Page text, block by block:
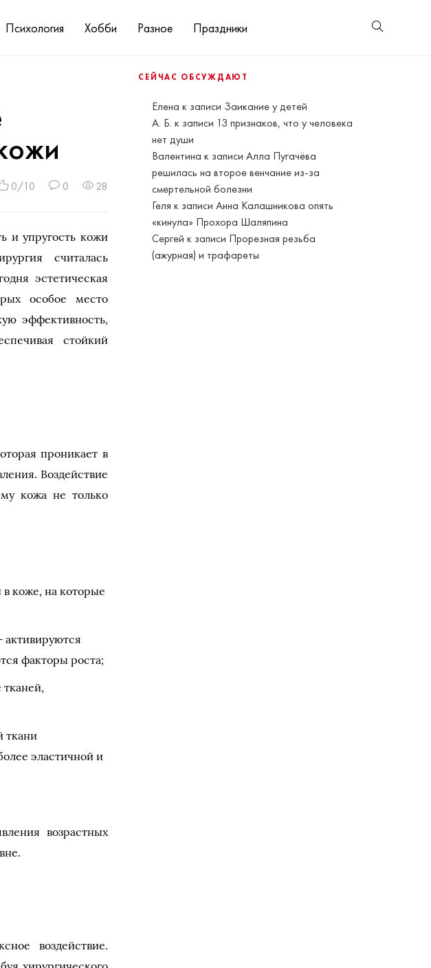
Психология Хобби Разное Праздники
СЕЙЧАС ОБСУЖДАЮТ
Елена к записи Заикание у детей
А. Б. к записи 13 признаков, что у человека
нет души
Валентина к записиАлла Пугачёва
решилась на второе венчание из-за
смертельной болезни
Геля к записиАнна Калашникова опять
«кинула» Прохора Шаляпина
Сергей к записи Прорезная резьба
(ажурная) и трафареты
0/10 0 28
и упругость кожи
считалась
эстетическая
особое место
эффективность,
стойкий
проникает в
Воздействие
кожа не только
коже, на которые
активируются
факторы роста;
ткани
эластичной и
возрастных
воздействие.